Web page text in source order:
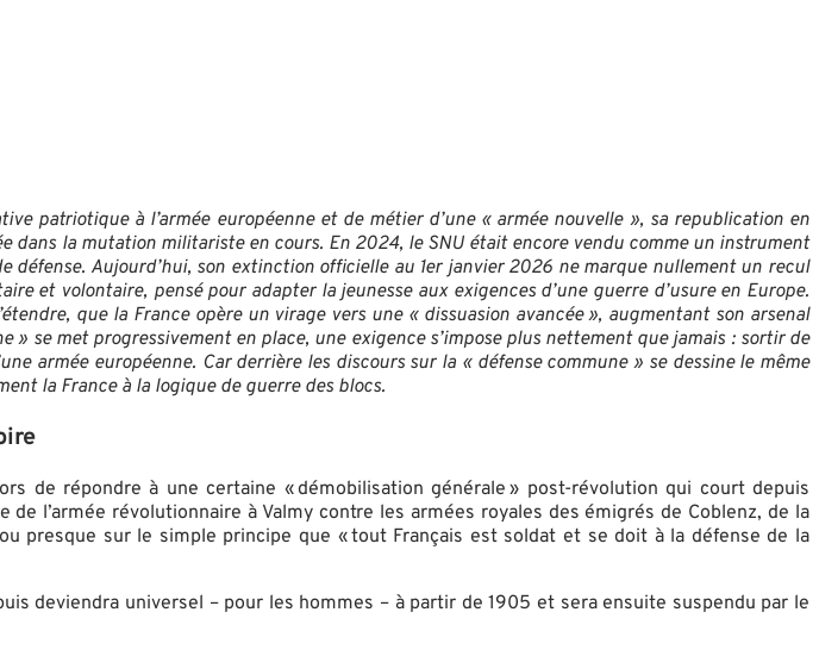
patriotique à l’armée européenne et de métier d’une « armée nouvelle », sa republication en
dans la mutation militariste en cours. En 2024, le SNU était encore vendu comme un instrument
Aujourd’hui, son extinction officielle au 1er janvier 2026 ne marque nullement un recul
et volontaire, pensé pour adapter la jeunesse aux exigences d’une guerre d’usure en Europe.
que la France opère un virage vers une « dissuasion avancée », augmentant son arsenal
se met progressivement en place, une exigence s’impose plus nettement que jamais : sortir de
armée européenne. Car derrière les discours sur la « défense commune » se dessine le même
la France à la logique de guerre des blocs.
de répondre à une certaine « démobilisation générale » post-révolution qui court depuis
l’armée révolutionnaire à Valmy contre les armées royales des émigrés de Coblenz, de la
presque sur le simple principe que « tout Français est soldat et se doit à la défense de la
deviendra universel – pour les hommes – à partir de 1905 et sera ensuite suspendu par le